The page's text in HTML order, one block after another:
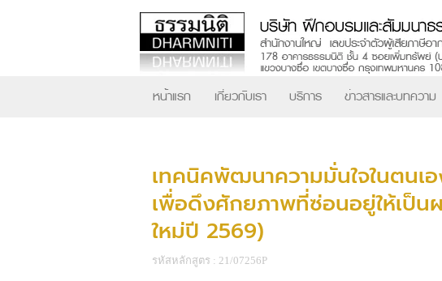
หน้าแรก เกี่ยวกับเรา บริการ ข่าวสารและบทความ
เทคนิคพัฒนาความมั่นใจในตนเ
เพื่อดึงศักยภาพที่ซ่อนอยู่ให้เป็
ใหม่ปี 2569)
รหัสหลักสูตร : 21/07256P